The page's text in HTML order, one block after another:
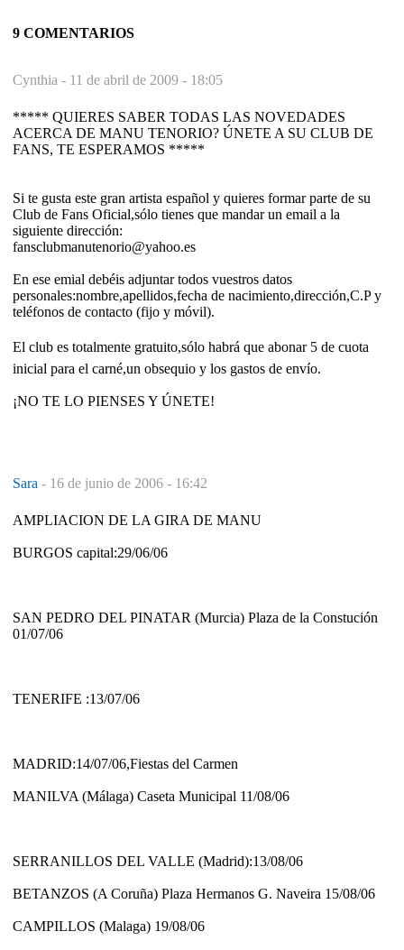
9 COMENTARIOS
Cynthia - 11 de abril de 2009 - 18:05
***** QUIERES SABER TODAS LAS NOVEDADES
ACERCA DE MANU TENORIO? ÚNETE A SU CLUB DE
FANS, TE ESPERAMOS *****
Si te gusta este gran artista español y quieres formar parte de su
Club de Fans Oficial,sólo tienes que mandar un email a la
siguiente dirección:
fansclubmanutenorio@yahoo.es
En ese emial debéis adjuntar todos vuestros datos
personales:nombre,apellidos,fecha de nacimiento,dirección,C.P y
teléfonos de contacto (fijo y móvil).
El club es totalmente gratuito,sólo habrá que abonar 5 de cuota
inicial para el carné,un obsequio y los gastos de envío.
¡NO TE LO PIENSES Y ÚNETE!
Sara - 16 de junio de 2006 - 16:42
AMPLIACION DE LA GIRA DE MANU
BURGOS capital:29/06/06
SAN PEDRO DEL PINATAR (Murcia) Plaza de la Constución
01/07/06
TENERIFE :13/07/06
MADRID:14/07/06,Fiestas del Carmen
MANILVA (Málaga) Caseta Municipal 11/08/06
SERRANILLOS DEL VALLE (Madrid):13/08/06
BETANZOS (A Coruña) Plaza Hermanos G. Naveira 15/08/06
CAMPILLOS (Malaga) 19/08/06